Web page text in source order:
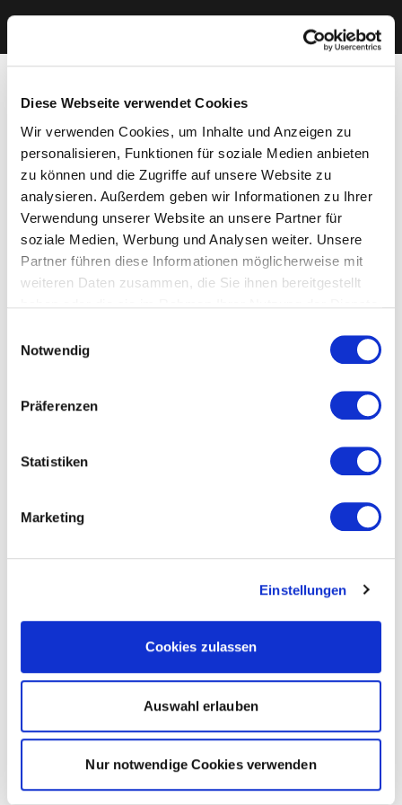
Diese Webseite verwendet Cookies
Wir verwenden Cookies, um Inhalte und Anzeigen zu
personalisieren, Funktionen für soziale Medien anbieten
zu können und die Zugriffe auf unsere Website zu
analysieren. Außerdem geben wir Informationen zu Ihrer
Verwendung unserer Website an unsere Partner für
soziale Medien, Werbung und Analysen weiter. Unsere
Partner führen diese Informationen möglicherweise mit
weiteren Daten zusammen, die Sie ihnen bereitgestellt
Cookies, wenn Sie unsere Webseite weiterhin nutzen.
Notwendig
Präferenzen
Statistiken
Marketing
Einstellungen
Cookies zulassen
Auswahl erlauben
Nur notwendige Cookies verwenden